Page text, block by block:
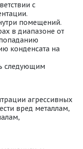
с
помещений.
в диапазоне от
конденсата на
следующим
агрессивных
вред металлам,